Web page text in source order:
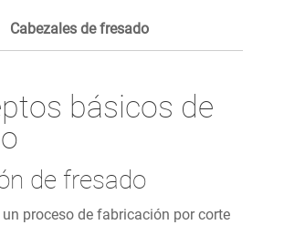
Cabezales de fresado
básicos de
de fresado
proceso de fabricación por corte